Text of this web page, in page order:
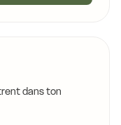
dans ton